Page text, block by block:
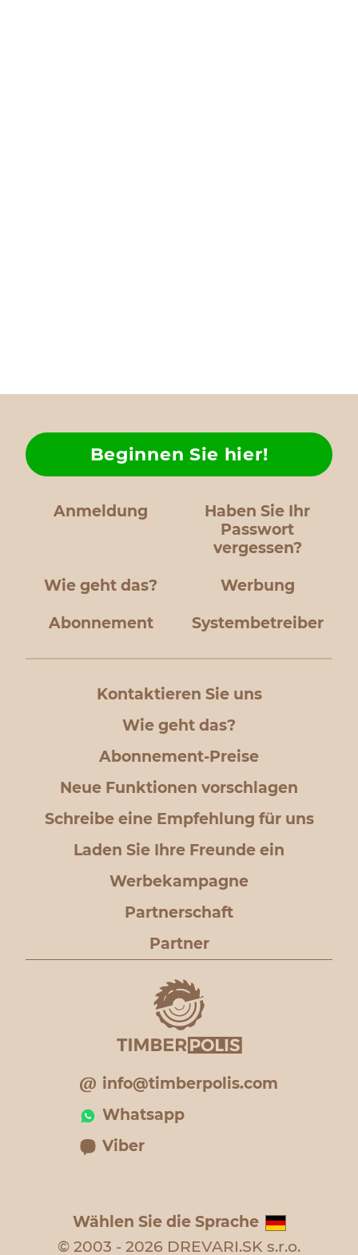
Anmeldung
Haben Sie Ihr
Passwort
vergessen?
Wie geht das?
Beginnen Sie hier!
Werbung
Abonnement Systembetreiber
Kontaktieren Sie uns
Wie geht das?
Abonnement-Preise
Neue Funktionen vorschlagen
Schreibe eine Empfehlung für uns
Laden Sie Ihre Freunde ein
Werbekampagne
Partnerschaft
Partner
info@timberpolis.com
Whatsapp
Viber
Wählen Sie die Sprache
© 2003 - 2026 DREVARI.SK s.r.o.